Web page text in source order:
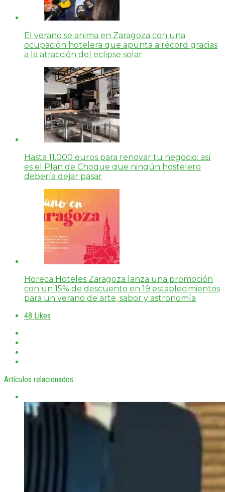
El verano se anima en Zaragoza con una
ocupación hotelera que apunta a récord gracias
a la atracción del eclipse solar
Hasta 11.000 euros para renovar tu negocio: así
es el Plan de Choque que ningún hostelero
debería dejar pasar
Horeca Hoteles Zaragoza lanza una promoción
con un 15% de descuento en 19 establecimientos
para un verano de arte, sabor y astronomía
48 Likes
Artículos relacionados